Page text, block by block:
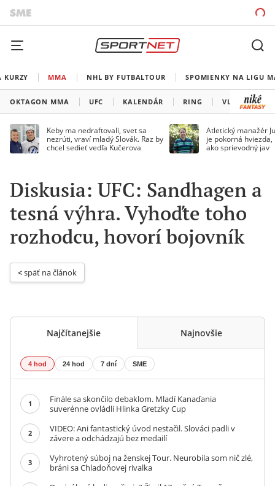
KURZY MMA NHL BY FUTBALTOUR SPOMIENKY NA LIGU
OKTAGON MMA UFC KALENDÁR RING VLADOV ROH
Keby ma nedraftovali, svet sa
nezrúti, vraví mladý Slovák. Raz by
chcel sedieť vedľa Kučerova
Atletický manažér
je pokorná
ako sprievodný jav
Diskusia: UFC: Sandhagen a
tesná výhra. Vyhoďte toho
rozhodcu, hovorí bojovník
< späť na článok
Najčítanejšie Najnovšie
4 hod 24 hod 7 dní SME
1
Finále sa skončilo debaklom. Mladí Kanaďania
suverénne ovládli Hlinka Gretzky Cup
2
VIDEO: Ani fantastický úvod nestačil. Slováci padli v
závere a odchádzajú bez medailí
3
Vyhrotený súboj na ženskej Tour. Neurobila som nič zlé,
bráni sa Chladoňovej rivalka